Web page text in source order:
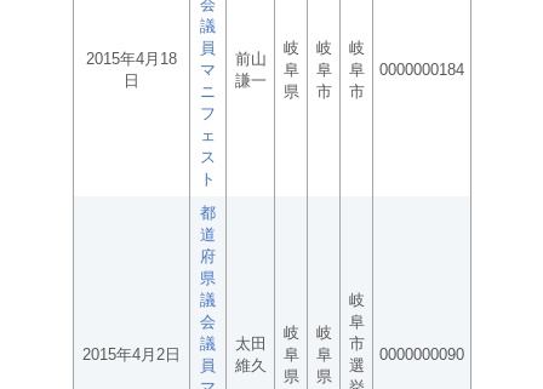
2015年4月18
日
会
議
員
マ
ニ
フ
ェ
ス
ト
前山
謙一
岐
阜
県
岐
阜
市
岐
阜
市
0000000184
2015年4月2日
都
道
府
県
議
会
議
員
太田
維久
岐
阜
県
岐
阜
県
岐
阜
市
選
0000000090